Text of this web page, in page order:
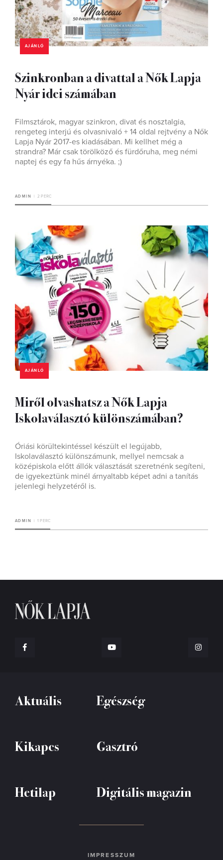
AJÁNLÓ
Szinkronban a divattal a Nők Lapja
Nyár idei számában
Filmsztárok, magyar szinkron, divat és nosztalgia,
rengeteg interjú és olvasnivaló + 14 oldal rejtvény a Nők
Lapja Nyár 2017-es kiadásában. Mi kellhet még a
strandra? Már csak törölköző és fürdőruha, meg némi
naptej és egy fa hűs árnyéka. ;)
ADMIN 2 PERC
AJÁNLÓ
Miről olvashatsz a Nők Lapja
Iskolaválasztó különszámában?
Óriási körültekintéssel készült el legújabb,
Iskolaválasztó különszámunk, mellyel nemcsak a
középiskola előtt állók választását szeretnénk segíteni,
de igyekeztünk minél árnyaltabb képet adni a tanítás
jelenlegi helyzetéről is.
ADMIN 1 PERC
Aktuális Egészség
Kikapcs Gasztró
Hetilap Digitális magazin
IMPRESSZUM